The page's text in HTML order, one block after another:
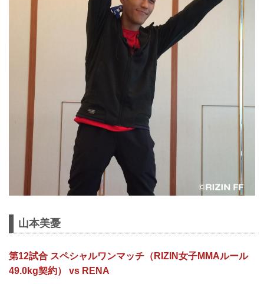
山本美憂
第12試合 スペシャルワンマッチ（RIZIN女子MMAルール
49.0kg契約） vs RENA